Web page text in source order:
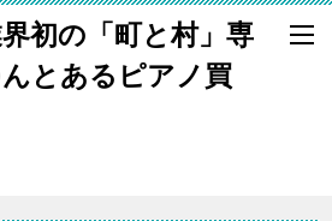
初の「町と村」専
とあるピアノ買